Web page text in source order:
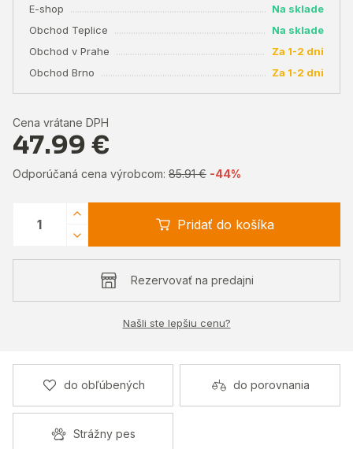
E-shop
Na sklade
Obchod Teplice
Na sklade
Obchod v Prahe
Za 1-2 dni
Obchod Brno
Za 1-2 dni
Cena vrátane DPH
47.99 €
Odporúčaná cena výrobcom: 85.91 € -44%
Pridať do košíka
Rezervovať na predajni
Našli ste lepšiu cenu?
do obľúbených do porovnania
Strážny pes